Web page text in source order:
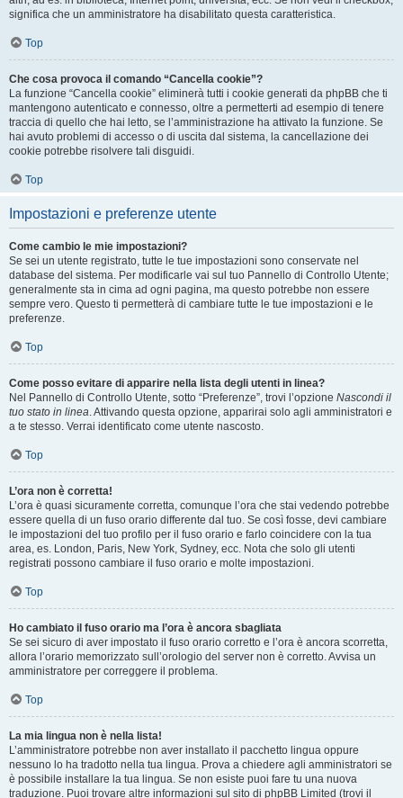
significa che un amministratore ha disabilitato questa caratteristica.
Top
Che cosa provoca il comando “Cancella cookie”?
La funzione “Cancella cookie” eliminerà tutti i cookie generati da phpBB che ti
mantengono autenticato e connesso, oltre a permetterti ad esempio di tenere
traccia di quello che hai letto, se l’amministrazione ha attivato la funzione. Se
hai avuto problemi di accesso o di uscita dal sistema, la cancellazione dei
cookie potrebbe risolvere tali disguidi.
Top
Impostazioni e preferenze utente
Come cambio le mie impostazioni?
Se sei un utente registrato, tutte le tue impostazioni sono conservate nel
database del sistema. Per modificarle vai sul tuo Pannello di Controllo Utente;
generalmente sta in cima ad ogni pagina, ma questo potrebbe non essere
sempre vero. Questo ti permetterà di cambiare tutte le tue impostazioni e le
preferenze.
Top
Come posso evitare di apparire nella lista degli utenti in linea?
Nel Pannello di Controllo Utente, sotto “Preferenze”, trovi l’opzione Nascondi il
tuo stato in linea. Attivando questa opzione, apparirai solo agli amministratori e
a te stesso. Verrai identificato come utente nascosto.
Top
L’ora non è corretta!
L’ora è quasi sicuramente corretta, comunque l’ora che stai vedendo potrebbe
essere quella di un fuso orario differente dal tuo. Se così fosse, devi cambiare
le impostazioni del tuo profilo per il fuso orario e farlo coincidere con la tua
area, es. London, Paris, New York, Sydney, ecc. Nota che solo gli utenti
registrati possono cambiare il fuso orario e molte impostazioni.
Top
Ho cambiato il fuso orario ma l’ora è ancora sbagliata
Se sei sicuro di aver impostato il fuso orario corretto e l’ora è ancora scorretta,
allora l’orario memorizzato sull’orologio del server non è corretto. Avvisa un
amministratore per correggere il problema.
Top
La mia lingua non è nella lista!
L’amministratore potrebbe non aver installato il pacchetto lingua oppure
nessuno lo ha tradotto nella tua lingua. Prova a chiedere agli amministratori se
è possibile installare la tua lingua. Se non esiste puoi fare tu una nuova
traduzione. Puoi trovare altre informazioni sul sito di phpBB Limited (trovi il